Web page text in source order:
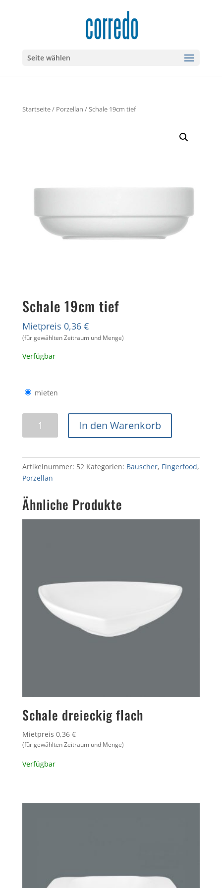
Seite wählen
Startseite/ Porzellan / Schale 19cm tief
Schale 19cm tief
Mietpreis 0,36 €
(für gewählten Zeitraum und Menge)
Verfügbar
mieten
In den Warenkorb
Artikelnummer: 52 Kategorien: Bauscher, Fingerfood,
Porzellan
Ähnliche Produkte
Schale dreieckig flach
Mietpreis 0,36 €
(für gewählten Zeitraum und Menge)
Verfügbar